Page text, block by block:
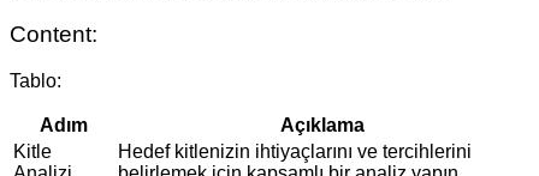
Content:
Tablo:
Adım
Açıklama
Kitle
Hedef kitlenizin ihtiyaçlarını ve tercihlerini